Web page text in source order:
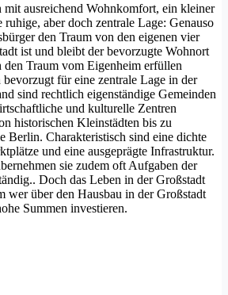
mit ausreichend Wohnkomfort, ein kleiner
ruhige, aber doch zentrale Lage: Genauso
den Traum von den eigenen vier
ist und bleibt der bevorzugte Wohnort
den Traum vom Eigenheim erfüllen
bevorzugt für eine zentrale Lage in der
sind rechtlich eigenständige Gemeinden
und kulturelle Zentren
historischen Kleinstädten bis zu
Berlin. Charakteristisch sind eine dichte
und eine ausgeprägte Infrastruktur.
sie zudem oft Aufgaben der
. Doch das Leben in der Großstadt
wer über den Hausbau in der Großstadt
Summen investieren.